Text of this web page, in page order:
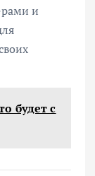
и
будет с